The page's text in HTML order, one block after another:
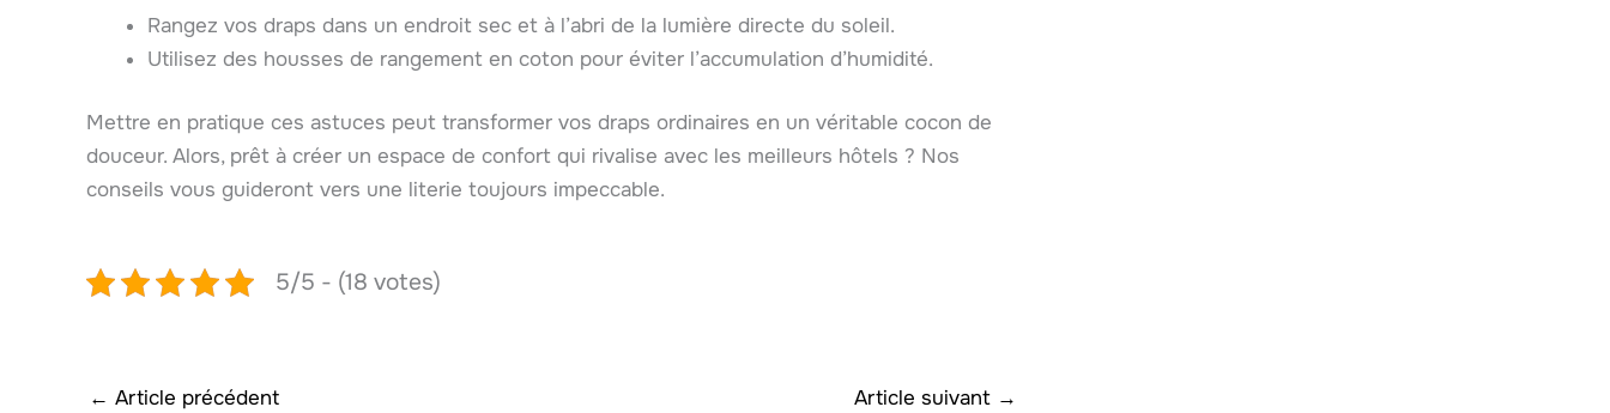
Rangez vos draps dans un endroit sec et à l’abri de la lumière directe du soleil.
Utilisez des housses de rangement en coton pour éviter l’accumulation d’humidité.
Mettre en pratique ces astuces peut transformer vos draps ordinaires en un véritable cocon de
douceur. Alors, prêt à créer un espace de confort qui rivalise avec les meilleurs hôtels ? Nos
conseils vous guideront vers une literie toujours impeccable.
5/5 - (18 votes)
← Article précédent Article suivant →